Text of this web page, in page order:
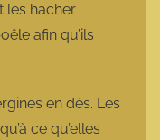
les hacher
afin qu’ils
en dés. Les
ce qu’elles